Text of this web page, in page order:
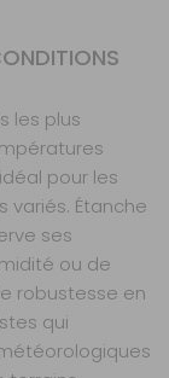
les plus
pour les
variés. Étanche
ses
ou de
robustesse en
qui